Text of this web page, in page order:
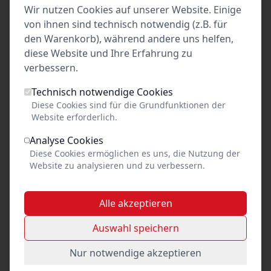
23Okt. 2026•Fr. 21:00
Unterhaltsam, informativ & authentisch
Lübeck
24Okt. 2026 Sa. 21:00
Unterhaltsam, informativ & authentisch
30Okt. 2026•Fr. 21:00
Wir nutzen Cookies auf unserer Website. Einige
von ihnen sind technisch notwendig (z.B. für
den Warenkorb), während andere uns helfen,
diese Website und Ihre Erfahrung zu
verbessern.
Technisch notwendige Cookies
Diese Cookies sind für die Grundfunktionen der
Website erforderlich.
Analyse Cookies
Diese Cookies ermöglichen es uns, die Nutzung der
Website zu analysieren und zu verbessern.
Alle akzeptieren
Auswahl speichern
Nur notwendige akzeptieren